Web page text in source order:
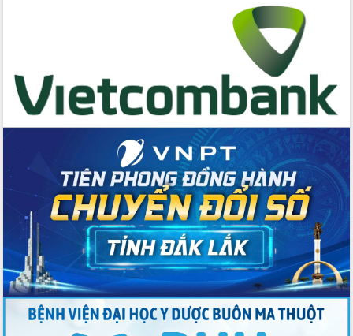
tâm đạt được mục tiêu tăng trưởng
hai con số trong năm 2026
Tổ chức trang trọng Lễ hội Đền thờ
Lương Văn Chánh năm 2026
Phó Bí thư Tỉnh ủy Đắk Lắk Đỗ Hữu
Huy giữ chức Bí thư Đảng ủy Ủy Ban
Nhân dân tỉnh
Bệnh án điện tử thúc đẩy chuyển đổi
số y tế tại Đắk Lắk
Chuyển đổi số thư viện: Mở rộng
không gian tri thức trong thời đại số
Đánh giá, rút kinh nghiệm công tác tổ
chức diễn tập trước ngày bầu cử
Chương trình “Gặp gỡ hữu nghị –
Friendship Meeting New Year 2026”